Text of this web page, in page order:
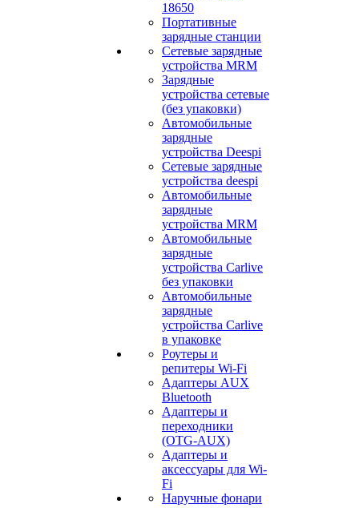
18650
Портативные
зарядные станции
Сетевые зарядные
устройства MRM
Зарядные
устройства сетевые
(без упаковки)
Автомобильные
зарядные
устройства Deespi
Сетевые зарядные
устройства deespi
Автомобильные
зарядные
устройства MRM
Автомобильные
зарядные
устройства Carlive
без упаковки
Автомобильные
зарядные
устройства Carlive
в упаковке
Роутеры и
репитеры Wi-Fi
Адаптеры AUX
Bluetooth
Адаптеры и
переходники
(OTG-AUX)
Адаптеры и
аксессуары для Wi-
Fi
Наручные фонари